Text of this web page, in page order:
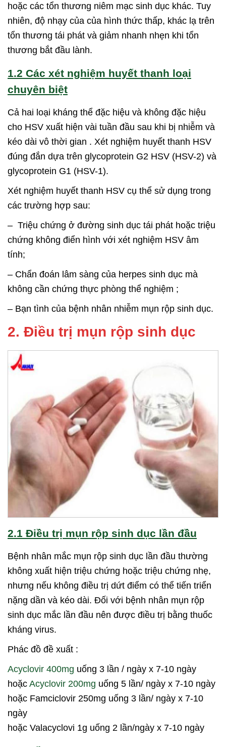
hoặc các tổn thương niêm mạc sinh dục khác. Tuy
nhiên, độ nhạy của của hình thức thấp, khác lạ trên
tổn thương tái phát và giảm nhanh nhẹn khi tổn
thương bắt đầu lành.
1.2 Các xét nghiệm huyết thanh loại
chuyên biệt
Cả hai loại kháng thể đặc hiệu và không đặc hiệu
cho HSV xuất hiện vài tuần đầu sau khi bị nhiễm và
kéo dài vô thời gian . Xét nghiệm huyết thanh HSV
đúng đắn dựa trên glycoprotein G2 HSV (HSV-2) và
glycoprotein G1 (HSV-1).
Xét nghiệm huyết thanh HSV cụ thể sử dụng trong
các trường hợp sau:
– Triệu chứng ở đường sinh dục tái phát hoặc triệu
chứng không điển hình với xét nghiệm HSV âm
tính;
– Chẩn đoán lâm sàng của herpes sinh dục mà
không cần chứng thực phòng thể nghiệm ;
– Bạn tình của bệnh nhân nhiễm mụn rộp sinh dục.
2. Điều trị mụn rộp sinh dục
2.1 Điều trị mụn rộp sinh dục lần đầu
Bệnh nhân mắc mụn rộp sinh dục lần đầu thường
không xuất hiện triệu chứng hoặc triệu chứng nhẹ,
nhưng nếu không điều trị dứt điểm có thể tiến triển
nặng dần và kéo dài. Đối với bệnh nhân mụn rộp
sinh dục mắc lần đầu nên được điều trị bằng thuốc
kháng virus.
Phác đồ đề xuất :
Acyclovir 400mg uống 3 lần / ngày x 7-10 ngày
hoặc Acyclovir 200mg uống 5 lần/ ngày x 7-10 ngày
hoặc Famciclovir 250mg uống 3 lần/ ngày x 7-10
ngày
hoặc Valacyclovi 1g uống 2 lần/ngày x 7-10 ngày